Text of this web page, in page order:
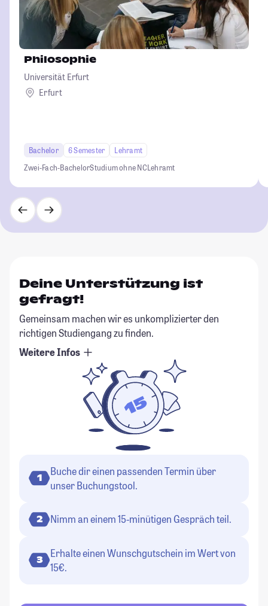
Philosophie
Universität Erfurt
Erfurt
Bachelor 6 Semester
Lehramt
Zwei-Fach-BachelorStudium ohne NCLehramt
Deine Unterstützung ist
gefragt!
Gemeinsam machen wir es unkomplizierter den
richtigen Studiengang zu finden.
Weitere Infos
1
Buche dir einen passenden Termin über
unser Buchungstool.
2 Nimm an einem 15-minütigen Gespräch teil.
3
Erhalte einen Wunschgutschein im Wert von
15€.